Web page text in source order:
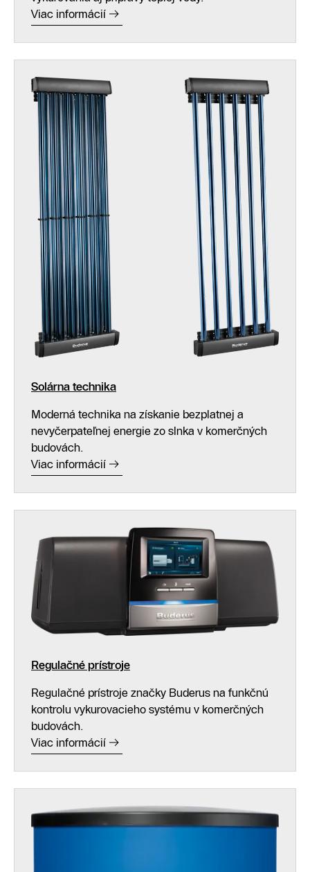
Viac informácií
Solárna technika
Moderná technika na získanie bezplatnej a
nevyčerpateľnej energie zo slnka v komerčných
budovách.
Viac informácií
Regulačné prístroje
Regulačné prístroje značky Buderus na funkčnú
kontrolu vykurovacieho systému v komerčných
budovách.
Viac informácií